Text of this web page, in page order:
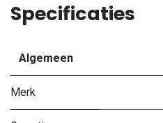
Specificaties
Algemeen
Merk